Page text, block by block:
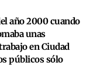
año 2000 cuando
unas
en Ciudad
públicos sólo